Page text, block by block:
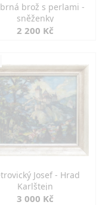
brož s perlami -
sněženky
2 200 Kč
Josef - Hrad
Karlštejn
3 000 Kč